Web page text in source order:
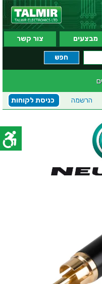
מבצעים צור קשר
כניסת לקוחות הרשמה